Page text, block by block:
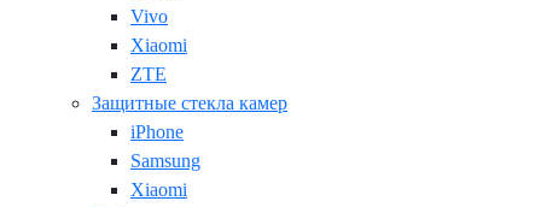
Vivo
Xiaomi
ZTE
Защитные стекла камер
iPhone
Samsung
Xiaomi